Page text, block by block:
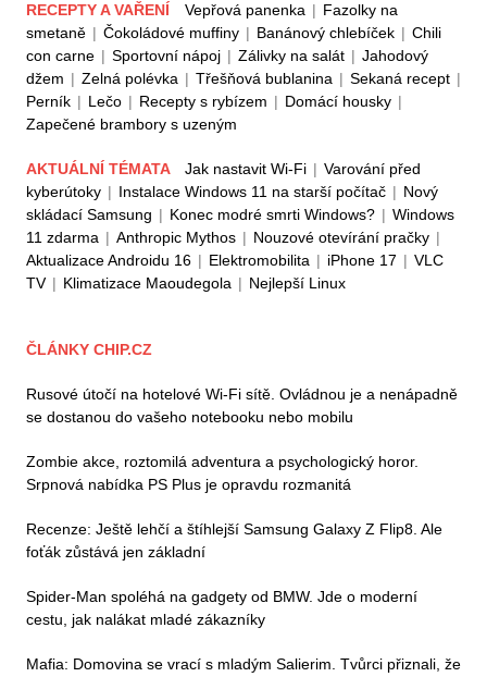
RECEPTY A VAŘENÍ Vepřová panenka | Fazolky na
smetaně | Čokoládové muffiny | Banánový chlebíček | Chili
con carne | Sportovní nápoj | Zálivky na salát | Jahodový
džem | Zelná polévka | Třešňová bublanina | Sekaná recept |
Perník | Lečo | Recepty s rybízem | Domácí housky |
Zapečené brambory s uzeným
AKTUÁLNÍ TÉMATA Jak nastavit Wi-Fi | Varování před
kyberútoky | Instalace Windows 11 na starší počítač | Nový
skládací Samsung | Konec modré smrti Windows? | Windows
11 zdarma | Anthropic Mythos | Nouzové otevírání pračky |
Aktualizace Androidu 16 | Elektromobilita | iPhone 17 | VLC
TV | Klimatizace Maoudegola | Nejlepší Linux
ČLÁNKY CHIP.CZ
Rusové útočí na hotelové Wi-Fi sítě. Ovládnou je a nenápadně
se dostanou do vašeho notebooku nebo mobilu
Zombie akce, roztomilá adventura a psychologický horor.
Srpnová nabídka PS Plus je opravdu rozmanitá
Recenze: Ještě lehčí a štíhlejší Samsung Galaxy Z Flip8. Ale
foťák zůstává jen základní
Spider-Man spoléhá na gadgety od BMW. Jde o moderní
cestu, jak nalákat mladé zákazníky
Mafia: Domovina se vrací s mladým Salierim. Tvůrci přiznali, že